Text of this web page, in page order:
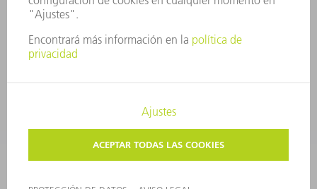
AVISO LEGAL
PROTECCIÓN DE DATOS
COPYRIGHT Y MARCA REGISTRADA
CONDICIONES DE USO